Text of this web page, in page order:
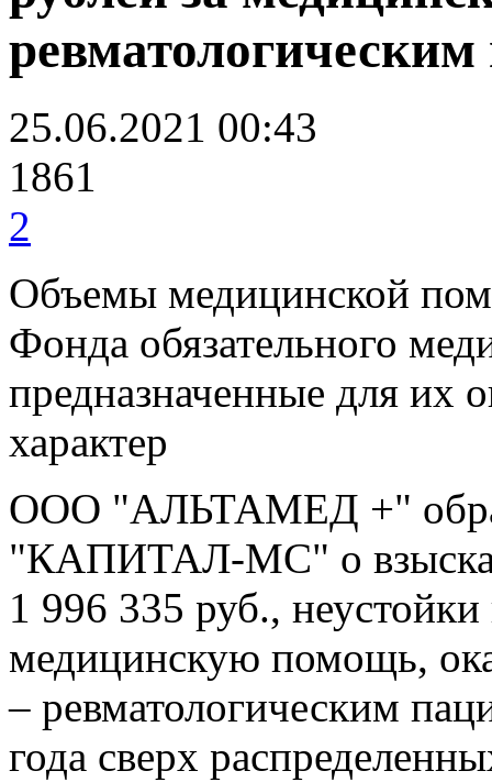
25.06.2021 00:43
1861
2
Объемы медицинской
Фонда обязательного
предназначенные для их
характер
ООО "АЛЬТАМЕД +"
"КАПИТАЛ-МС" о
1 996 335 руб.,
медицинскую помощь,
– ревматологическим
года сверх